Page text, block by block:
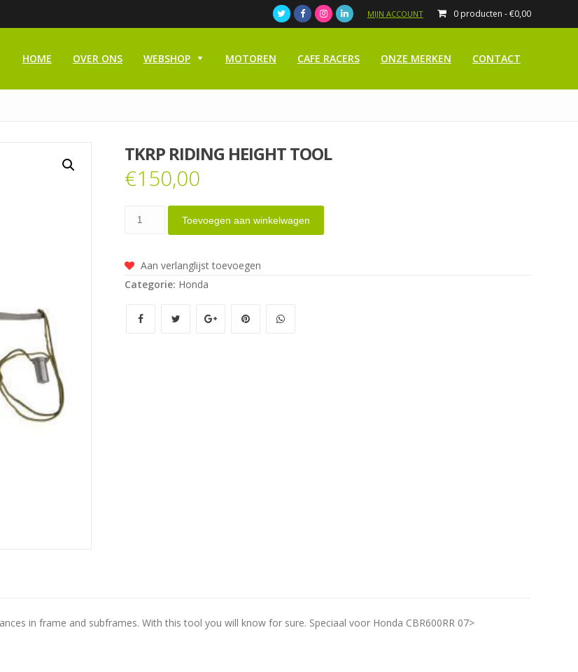
0 producten -€0,00
MIJN ACCOUNT
HOME OVER ONS WEBSHOP MOTOREN CAFE RACERS ONZE MERKEN CONTACT
TKRP RIDING HEIGHT TOOL
€150,00
TKRP
tool
aantal
Toevoegen aan winkelwagen
Aan verlanglijst toevoegen
Categorie: Honda
in frame and subframes. With this tool you will know for sure. Speciaal voor Honda CBR600RR 07>